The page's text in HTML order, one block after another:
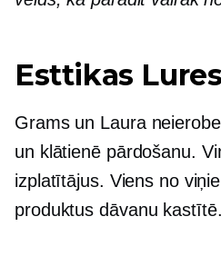
Esttikas
Grams un Laura
un klātienēpārdošanu.
izplatītājus. Viens no
produktus dāvanu kastītē.